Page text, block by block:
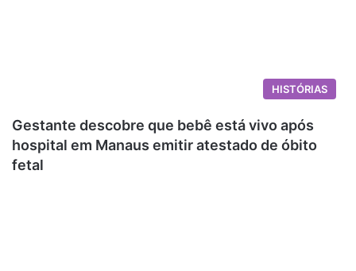
HISTÓRIAS
Gestante descobre que bebê está vivo após
hospital em Manaus emitir atestado de óbito
fetal